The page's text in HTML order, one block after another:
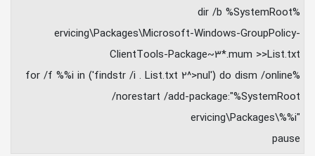
%dir /b %SystemRoot
ervicing\Packages\Microsoft-Windows-GroupPolicy-
ClientTools-Package~3*.mum >>List.txt
%for /f %%i in ('findstr /i . List.txt 2^>nul') do dism /online
/norestart /add-package:"%SystemRoot
"ervicing\Packages\%%i
pause